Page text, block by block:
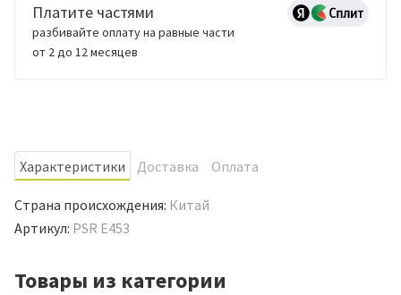
Платите частями
разбивайте оплату на равные части
от 2 до 12 месяцев
Характеристики Доставка Оплата
Страна происхождения: Китай
Артикул: PSR E453
Товары из категории